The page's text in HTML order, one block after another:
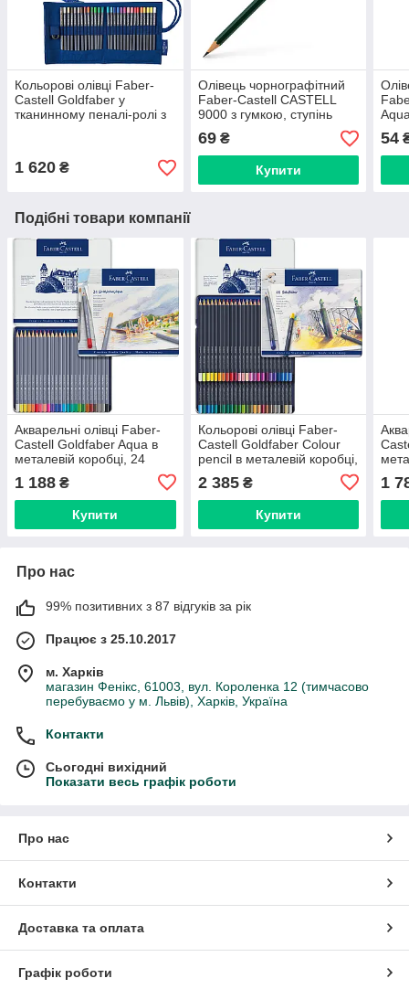
Кольорові олівці Faber-
Castell Goldfaber у
тканинному пеналі-ролі з
1 620 ₴
Олівець чорнографітний
Faber-Castell CASTELL
9000 з гумкою, ступінь
твердості НВ, 119200
69₴
Купити
54
Подібні товари компанії
Акварельні олівці Faber-
Castell Goldfaber Aqua в
металевій коробці, 24
1 188 ₴
Купити
Кольорові олівці Faber-
Castell Goldfaber Colour
pencil в металевій коробці,
2 385₴
Купити
1
Про нас
99% позитивних з 87 відгуків за рік
Працює з 25.10.2017
м. Харків
магазин Фенікс, 61003, вул. Короленка 12 (тимчасово
перебуваємо у м. Львів), Харків, Україна
Контакти
Сьогодні вихідний
Показати весь графік роботи
Про нас
Контакти
Доставка та оплата
Графік роботи